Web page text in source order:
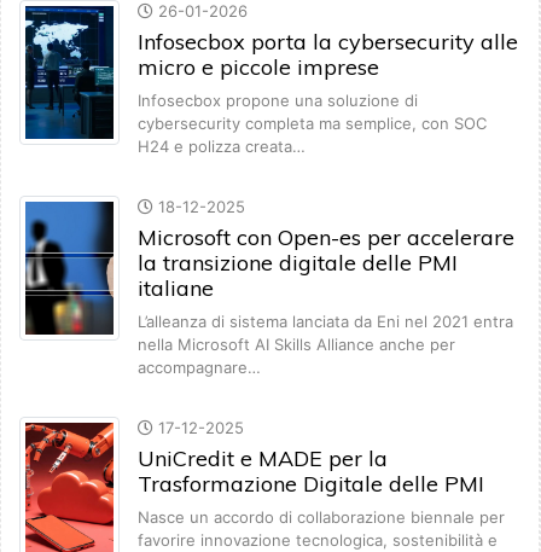
26-01-2026
Infosecbox porta la cybersecurity alle
micro e piccole imprese
Infosecbox propone una soluzione di
cybersecurity completa ma semplice, con SOC
H24 e polizza creata…
18-12-2025
Microsoft con Open-es per accelerare
la transizione digitale delle PMI
italiane
L’alleanza di sistema lanciata da Eni nel 2021 entra
nella Microsoft AI Skills Alliance anche per
accompagnare…
17-12-2025
UniCredit e MADE per la
Trasformazione Digitale delle PMI
Nasce un accordo di collaborazione biennale per
favorire innovazione tecnologica, sostenibilità e